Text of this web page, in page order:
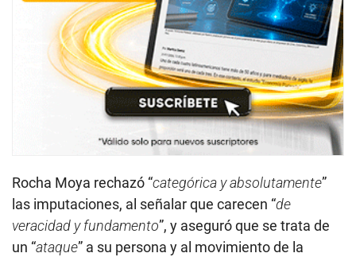
Rocha Moya rechazó “categórica y absolutamente”
las imputaciones, al señalar que carecen “de
veracidad y fundamento”, y aseguró que se trata de
un “ataque” a su persona y al movimiento de la